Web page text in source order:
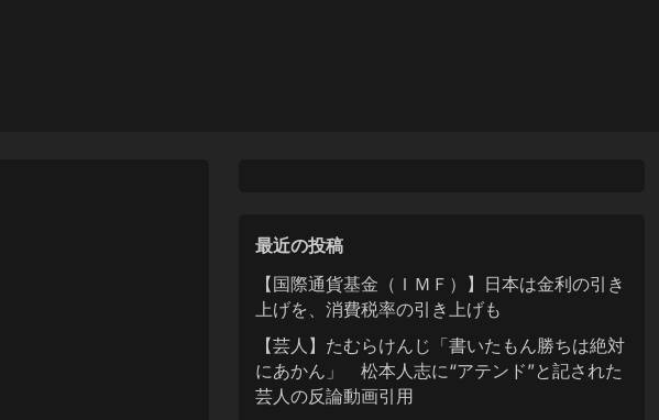
最近の投稿
【国際通貨基金（ＩＭＦ）】日本は金利の引き
上げを、消費税率の引き上げも
【芸人】たむらけんじ「書いたもん勝ちは絶対
にあかん」 松本人志に“アテンド”と記された
芸人の反論動画引用